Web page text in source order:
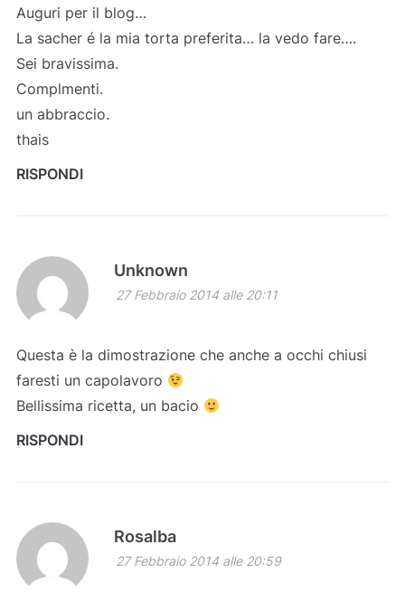
Auguri per il blog…
La sacher é la mia torta preferita… la vedo fare….
Sei bravissima.
Complmenti.
un abbraccio.
thais
RISPONDI
Unknown
27 Febbraio 2014 alle 20:11
Questa è la dimostrazione che anche a occhi chiusi
faresti un capolavoro
Bellissima ricetta, un bacio
RISPONDI
Rosalba
27 Febbraio 2014 alle 20:59